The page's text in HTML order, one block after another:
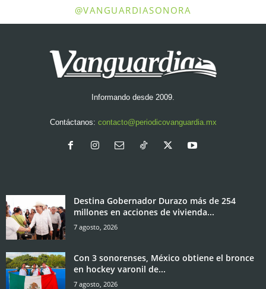
@VANGUARDIASONORA
Informando desde 2009.
Contáctanos: contacto@periodicovanguardia.mx
Destina Gobernador Durazo más de 254
millones en acciones de vivienda...
7 agosto, 2026
Con 3 sonorenses, México obtiene el bronce
en hockey varonil de...
7 agosto, 2026